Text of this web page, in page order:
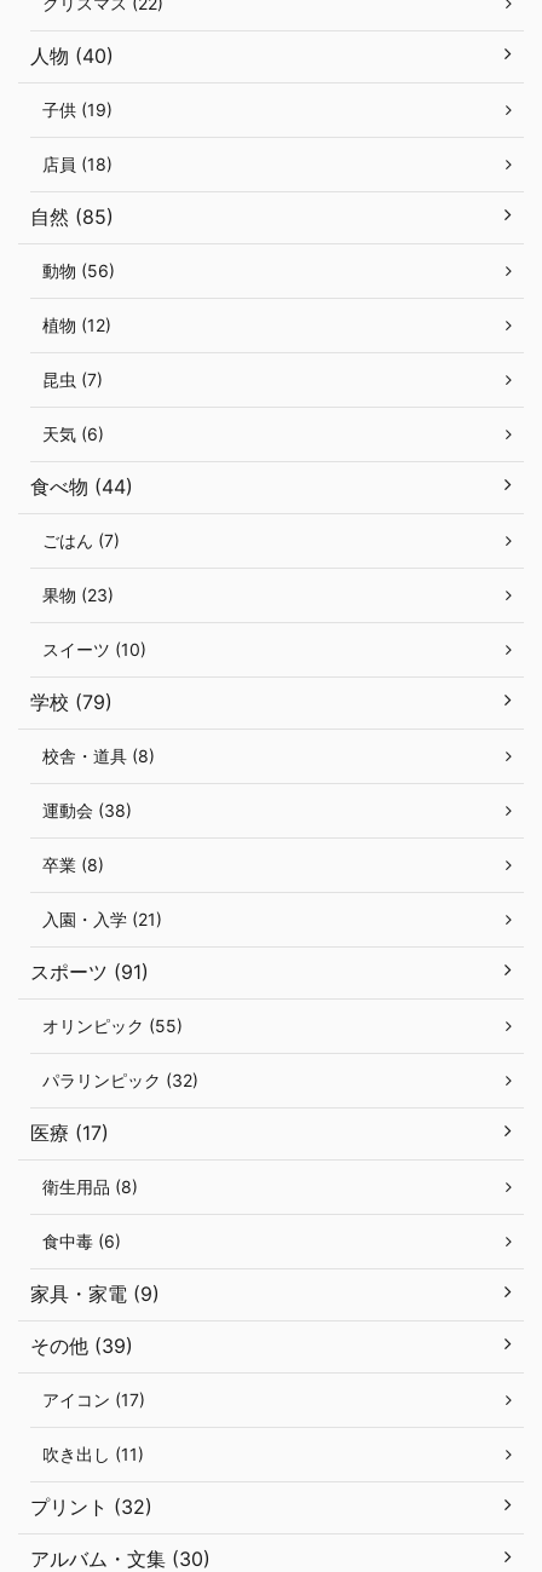
人物 (40)
子供 (19)
店員 (18)
自然 (85)
動物 (56)
植物 (12)
昆虫 (7)
天気 (6)
食べ物 (44)
ごはん (7)
果物 (23)
スイーツ (10)
学校 (79)
校舎・道具 (8)
運動会 (38)
卒業 (8)
入園・入学 (21)
スポーツ (91)
オリンピック (55)
パラリンピック (32)
医療 (17)
衛生用品 (8)
食中毒 (6)
家具・家電 (9)
その他 (39)
アイコン (17)
吹き出し (11)
プリント (32)
アルバム・文集 (30)